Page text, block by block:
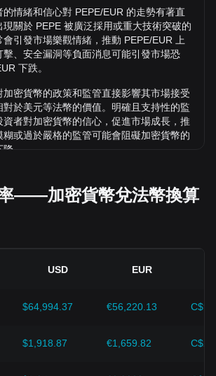
的情緒和信心對 PEPE/EUR 的走勢有著直
關於 PEPE 被廣泛採用或重大技術突破的
引發市場樂觀情緒，推動 PEPE/EUR 上
擊、安全漏洞等負面消息可能引發市場恐
下跌。
加密貨幣的政策和監管直接影響其市場接受
對於美元等法幣的價值。明確且支持性的監
者對加密貨幣的信心，促進市場成長，推
或過於嚴格的監管可能會阻礙加密貨幣的
。
標）對法幣價值起決定性作用，間接影響
。例如：高通膨可能削弱市場對法幣的信
比特幣等加密資產作為避險工具，進而推
特幣等加密貨幣的價值成長提供了強而有力
這些因素，以避免做出錯誤決策。在綜合考
化及時調整投資策略。
——加密貨幣兌法幣換算
USD EUR
$64,994.37 €56,220.13
$1,918.87 €1,659.82